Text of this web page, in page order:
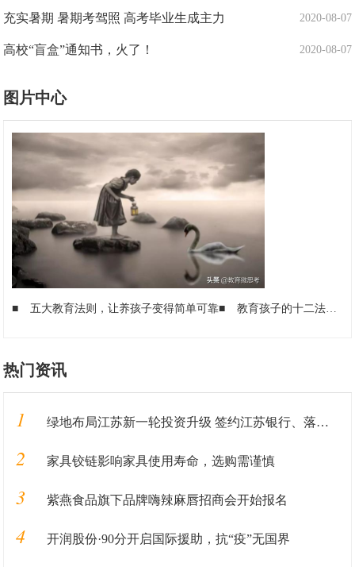
2020-08-07
充实暑期 暑期考驾照 高考毕业生成主力
2020-08-07
高校“盲盒”通知书，火了！
图片中心
■ 五大教育法则，让养孩子变得简单可靠■ 教育孩子的十二法则：永远让孩子看到希望
热门资讯
1 绿地布局江苏新一轮投资升级 签约江苏银行、落地重大产业
2 家具铰链影响家具使用寿命，选购需谨慎
3 紫燕食品旗下品牌嗨辣麻唇招商会开始报名
4 开润股份·90分开启国际援助，抗“疫”无国界